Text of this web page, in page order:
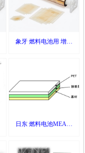
象牙 燃料电池用 增强
日东 燃料电池MEA边